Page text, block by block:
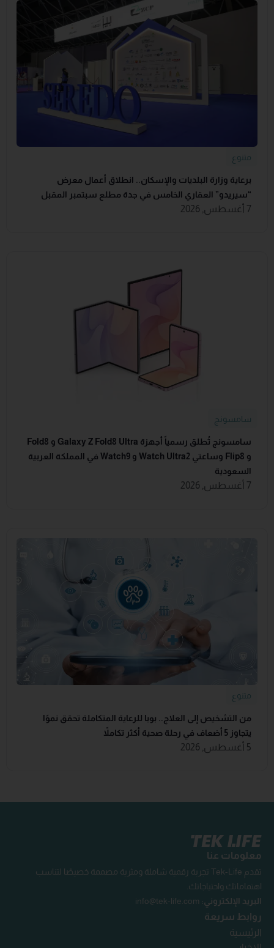
متنوع
برعاية وزارة البلديات والإسكان.. انطلاق أعمال معرض
“سيريدو” العقاري الخامس في جدة مطلع سبتمبر المقبل
7 أغسطس, 2026
سامسونج
سامسونج تُطلق رسمياً أجهزة Galaxy Z Fold8 Ultra و Fold8
و Flip8 وساعتي Watch Ultra2 و Watch9 في المملكة العربية
السعودية
7 أغسطس, 2026
متنوع
من التشخيص إلى العلاج.. بوبا للرعاية المتكاملة تحقق نموًا
يتجاوز 5 أضعاف في رحلة صحية أكثر تكاملاً
5 أغسطس, 2026
معلومات عنا
تقدم Tek-Life تجربة رقمية شاملة ومثرية مصممة خصيصًا لتناسب
اهتماماتك واحتياجاتك.
البريد الإلكتروني: info@tek-life.com
روابط سريعة
الرئيسية